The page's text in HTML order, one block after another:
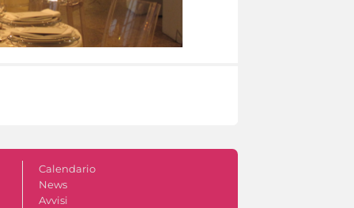
Calendario
News
Avvisi